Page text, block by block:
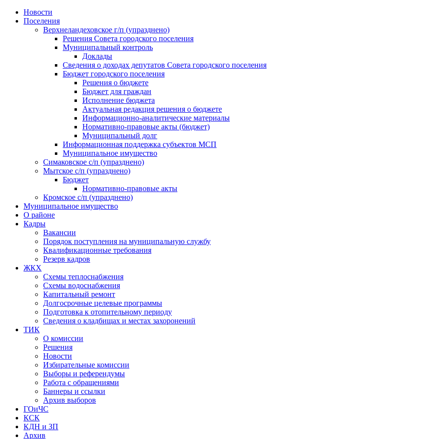
Skip
Новости
Поселения
Верхнеландеховское г/п (упразднено)
Решения Совета городского поселения
Муниципальный контроль
Доклады
Сведения о доходах депутатов Совета городского поселения
Бюджет городского поселения
Решения о бюджете
Бюджет для граждан
Исполнение бюджета
Актуальная редакция решения о бюджете
Информационно-аналитические материалы
Нормативно-правовые акты (бюджет)
Муниципальный долг
Информационная поддержка субъектов МСП
Муниципальное имущество
Симаковское с/п (упразднено)
Мытское с/п (упразднено)
Бюджет
Нормативно-правовые акты
Кромское с/п (упразднено)
Муниципальное имущество
О районе
Кадры
Вакансии
Порядок поступления на муниципальную службу
Квалификационные требования
Резерв кадров
ЖКХ
Схемы теплоснабжения
Схемы водоснабжения
Капитальный ремонт
Долгосрочные целевые программы
Подготовка к отопительному периоду
Сведения о кладбищах и местах захоронений
ТИК
О комиссии
Решения
Новости
Избирательные комиссии
Выборы и референдумы
Работа с обращениями
Баннеры и ссылки
Архив выборов
ГОиЧС
КСК
КДН и ЗП
Архив